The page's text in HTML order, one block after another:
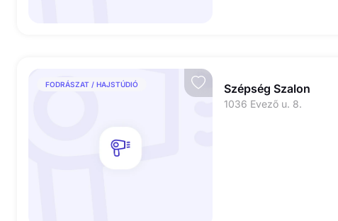
FODRÁSZAT / HAJSTÚDIÓ Szépség Szalon
1036 Evező u. 8.